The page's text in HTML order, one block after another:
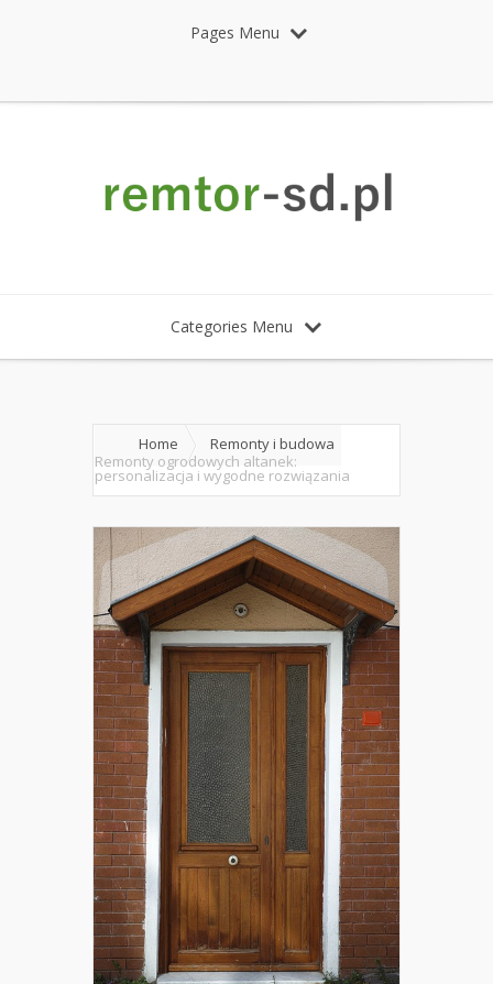
Pages Menu
Categories Menu
Home
Remonty i budowa
Remonty ogrodowych altanek:
personalizacja i wygodne rozwiązania